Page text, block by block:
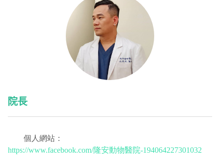
院長
個人網站：
https://www.facebook.com/隆安動物醫院-194064227301032